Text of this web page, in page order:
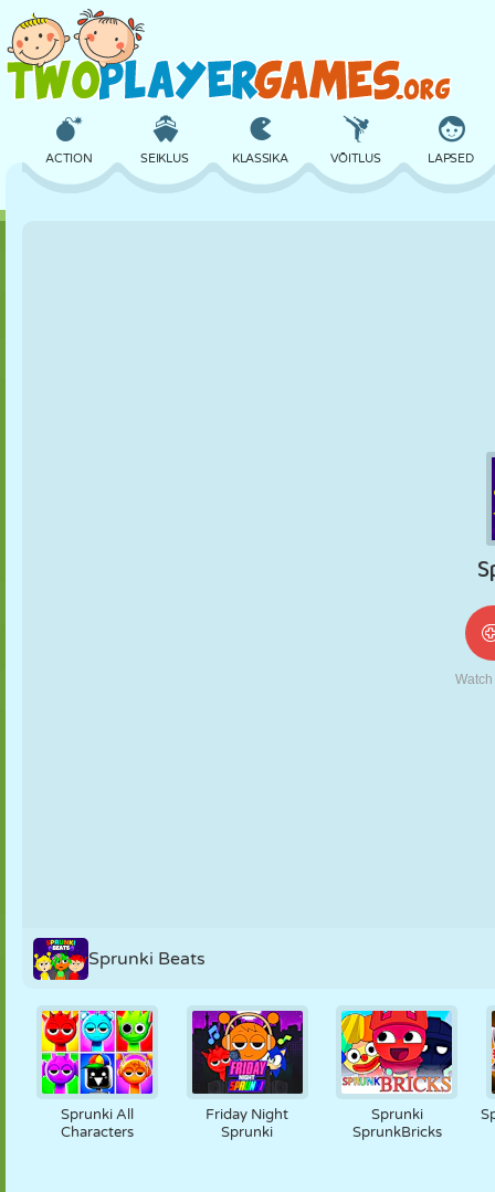
ACTION SEIKLUS KLASSIKA VÕITLUS LAPSED
TRIPS-TRAPS-
TRULL
Sprunki Beats
Sprunki All
Characters
Friday Night
Sprunki
Sprunki
SprunkBricks